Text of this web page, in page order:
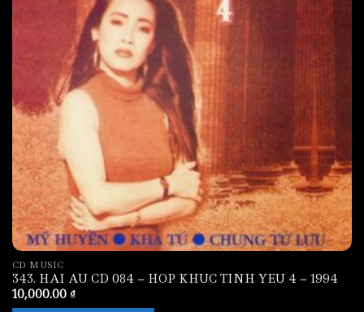
CD MUSIC
343. HAI AU CD 084 – HOP KHUC TINH YEU 4 – 1994
10,000.00 ₫